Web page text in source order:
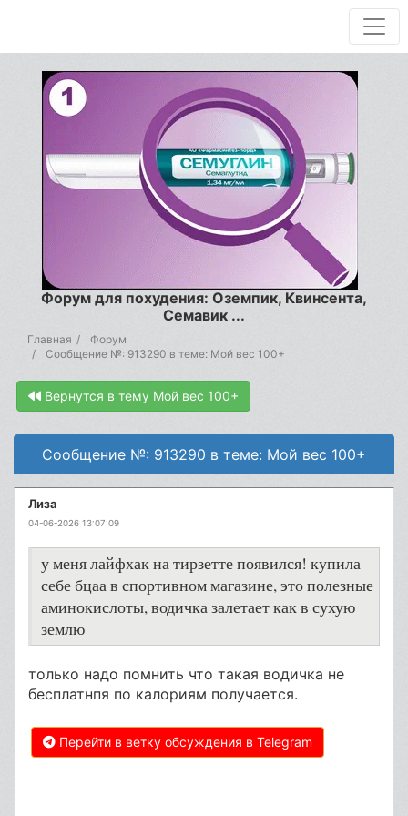
Форум для похудения: Оземпик, Квинсента,
Семавик ...
Главная
Форум
Сообщение №: 913290 в теме: Мой вес 100+
Вернутся в тему Мой вес 100+
Сообщение №: 913290 в теме: Мой вес 100+
Лиза
04-06-2026 13:07:09
у меня лайфхак на тирзетте появился! купила
себе бцаа в спортивном магазине, это полезные
аминокислоты, водичка залетает как в сухую
землю
только надо помнить что такая водичка не
бесплатнпя по калориям получается.
Перейти в ветку обсуждения в Telegram